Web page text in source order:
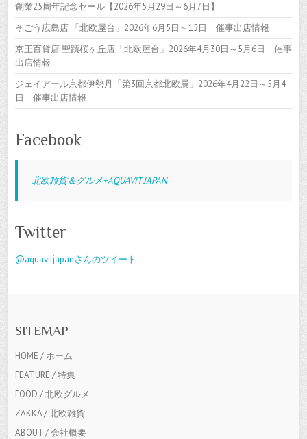
創業25周年記念セール【2026年5月29日～6月7日】
そごう広島店 「北欧屋台」2026年6月5日～15日 催事出店情報
京王百貨店 聖蹟桜ヶ丘店「北欧屋台」2026年4月30日～5月6日 催事
出店情報
ジェイアール京都伊勢丹「第3回京都北欧展」2026年4月22日～5月4
日 催事出店情報
Facebook
北欧雑貨＆グルメ+AQUAVIT JAPAN
Twitter
@aquavitjapanさんのツイート
SITEMAP
HOME / ホーム
FEATURE / 特集
FOOD / 北欧グルメ
ZAKKA / 北欧雑貨
ABOUT / 会社概要